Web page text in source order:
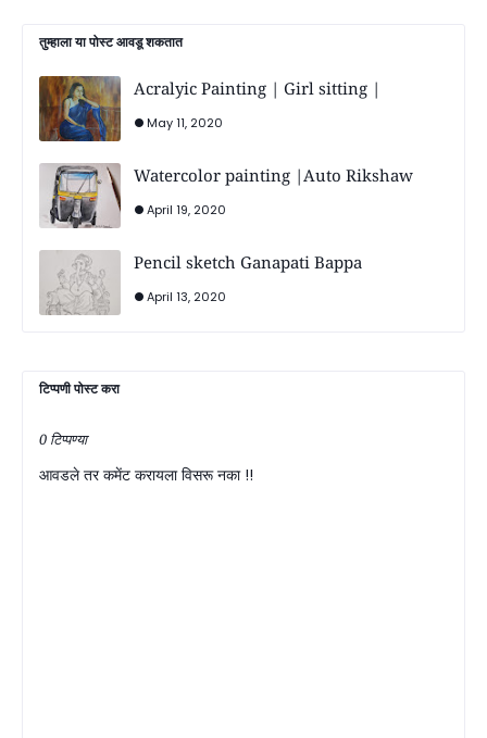
तुम्‍हाला या पोस्‍ट आवडू शकतात
Acralyic Painting | Girl sitting |
May 11, 2020
Watercolor painting |Auto Rikshaw
April 19, 2020
Pencil sketch Ganapati Bappa
April 13, 2020
टिप्पणी पोस्ट करा
0 टिप्पण्या
आवडले तर कमेंट करायला विसरू नका !!